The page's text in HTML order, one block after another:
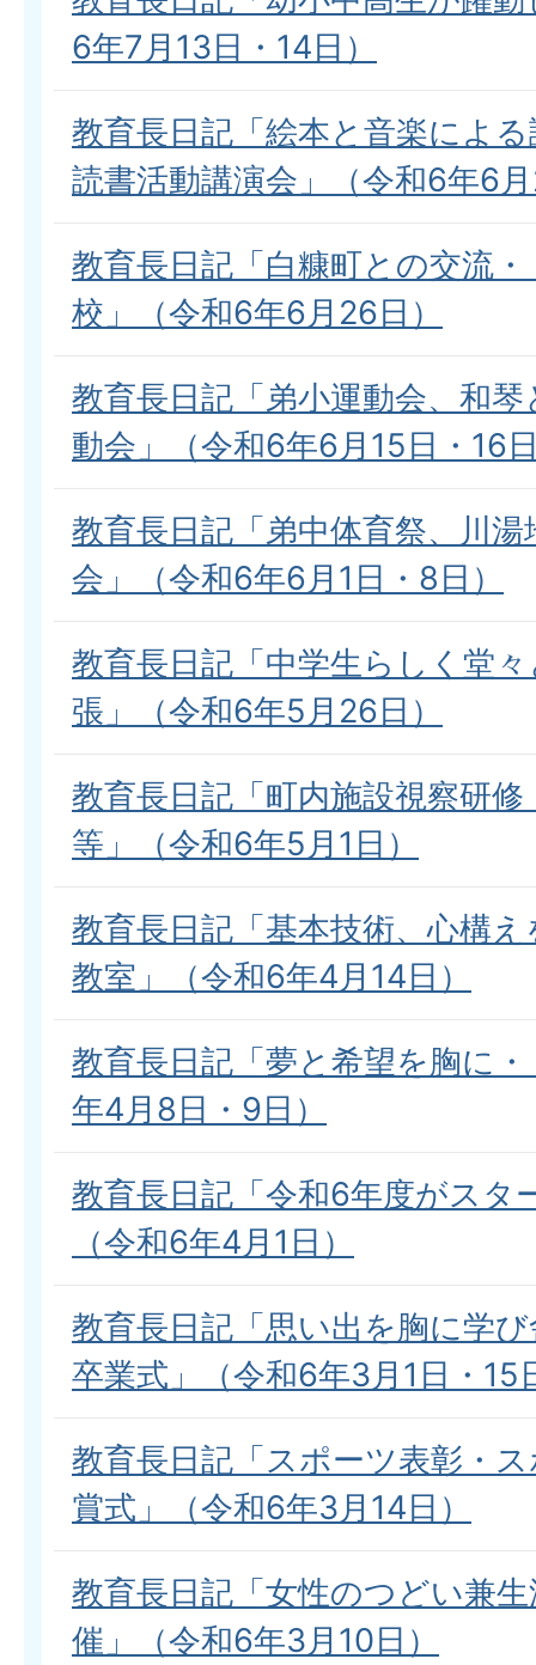
6年7月13日・14日）
教育長日記「絵本と音楽によ
読書活動講演会」（令和6年6
教育長日記「白糠町との交流
校」（令和6年6月26日）
教育長日記「弟小運動会、和
動会」（令和6年6月15日・16
教育長日記「弟中体育祭、川
会」（令和6年6月1日・8日）
教育長日記「中学生らしく堂
張」（令和6年5月26日）
教育長日記「町内施設視察研
等」（令和6年5月1日）
教育長日記「基本技術、心構
教室」（令和6年4月14日）
教育長日記「夢と希望を胸に
年4月8日・9日）
教育長日記「令和6年度がスタ
（令和6年4月1日）
教育長日記「思い出を胸に学
卒業式」（令和6年3月1日・15
教育長日記「スポーツ表彰・
賞式」（令和6年3月14日）
教育長日記「女性のつどい兼
催」（令和6年3月10日）